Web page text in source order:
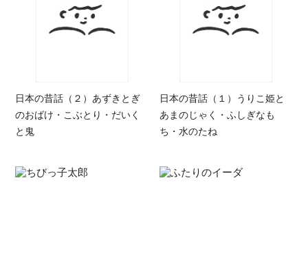
日本の昔話（２）あずきとぎ
のおばけ・こぶとり・だいく
と鬼
日本の昔話（１）うりこ姫と
あまのじゃく・ふしぎなも
ち・水のたね